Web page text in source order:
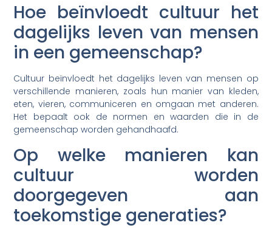
Hoe beïnvloedt cultuur het
dagelijks leven van mensen
in een gemeenschap?
Cultuur beïnvloedt het dagelijks leven van mensen op
verschillende manieren, zoals hun manier van kleden,
eten, vieren, communiceren en omgaan met anderen.
Het bepaalt ook de normen en waarden die in de
gemeenschap worden gehandhaafd.
Op welke manieren kan
cultuur worden
doorgegeven aan
toekomstige generaties?